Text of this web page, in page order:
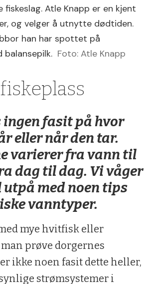
Atle Knapp er en kjent
og velger å utnytte dødtiden.
han har spottet på
balansepilk. Foto: Atle Knapp
ingen fasit på hvor
eller når den tar.
varierer fra vann til
dag til dag. Vi våger
utpå med noen tips
vanntyper.
mye hvitfisk eller
prøve dorgernes
ikke noen fasit dette heller,
strømsystemer i